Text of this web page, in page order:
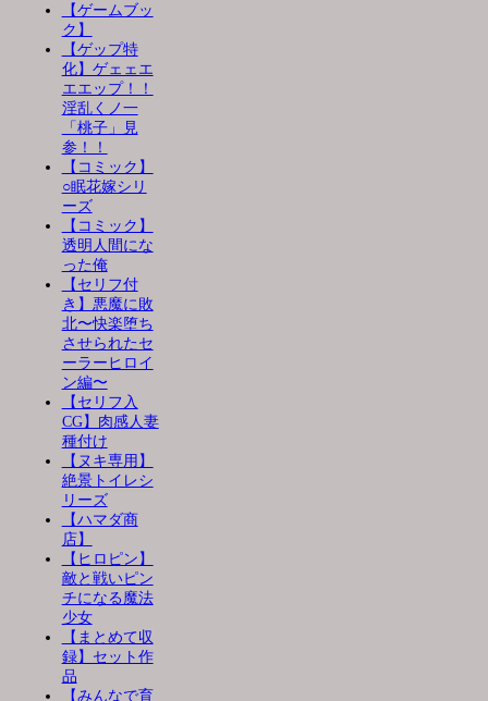
【ゲームブッ
ク】
【ゲップ特
化】ゲェェエ
エエップ！！
淫乱くノ一
「桃子」見
参！！
【コミック】
○眠花嫁シリ
ーズ
【コミック】
透明人間にな
った俺
【セリフ付
き】悪魔に敗
北〜快楽堕ち
させられたセ
ーラーヒロイ
ン編〜
【セリフ入
CG】肉感人妻
種付け
【ヌキ専用】
絶景トイレシ
リーズ
【ハマダ商
店】
【ヒロピン】
敵と戦いピン
チになる魔法
少女
【まとめて収
録】セット作
品
【みんなで育